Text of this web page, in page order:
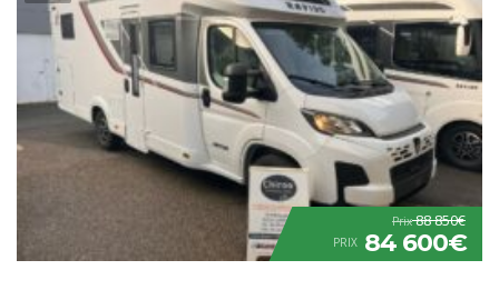
Prix88 850€
PRIX 84 600€